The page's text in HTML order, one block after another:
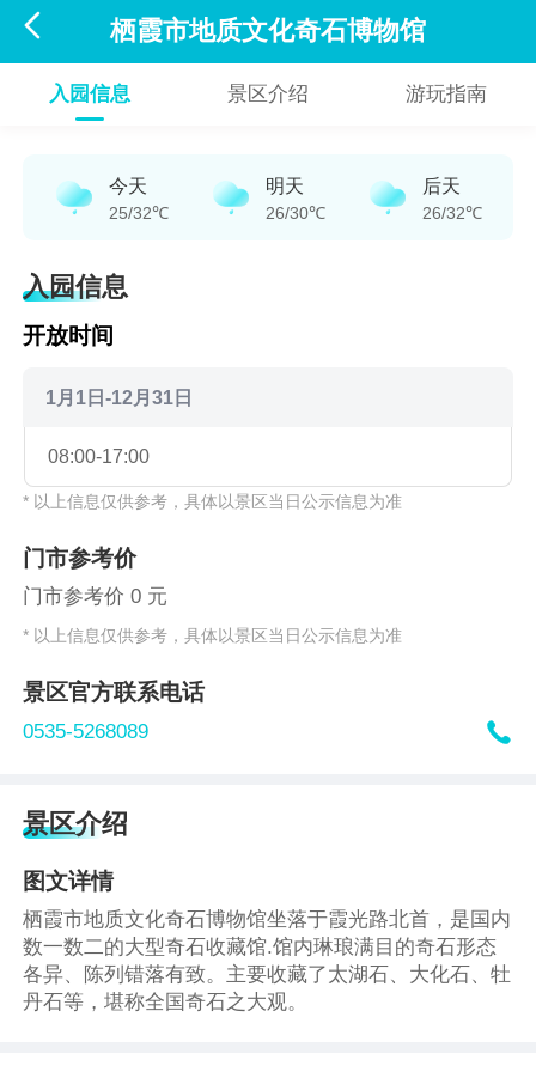
 栖霞市地质文化奇石博物馆
入园信息 景区介绍 游玩指南
今天
25/32℃
明天
26/30℃
后天
26/32℃
入园信息
开放时间
1月1日-12月31日
08:00-17:00
* 以上信息仅供参考，具体以景区当日公示信息为准
门市参考价
门市参考价 0 元
* 以上信息仅供参考，具体以景区当日公示信息为准
景区官方联系电话
0535-5268089 
景区介绍
图文详情
栖霞市地质文化奇石博物馆坐落于霞光路北首，是国内
数一数二的大型奇石收藏馆.馆内琳琅满目的奇石形态
各异、陈列错落有致。主要收藏了太湖石、大化石、牡
丹石等，堪称全国奇石之大观。